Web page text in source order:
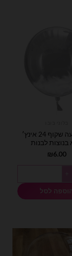
בלון בועה שקוף 24 אינץ׳
בנוצות לבנות
₪6.00
הוספה לסל